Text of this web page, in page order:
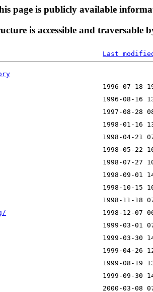
page is publicly available
is accessible and traversable
Last